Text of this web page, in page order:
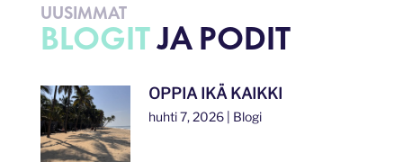
UUSIMMAT
BLOGITJA PODIT
OPPIA IKÄ KAIKKI
huhti 7, 2026| Blogi